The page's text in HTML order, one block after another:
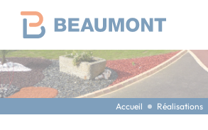
Accueil Réalisations